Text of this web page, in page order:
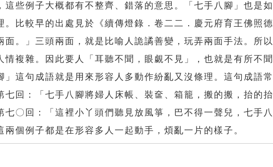
這些例子大概都有不整齊、錯落的意思。「七手八腳」也是
。比較早的出處見於《續傳燈錄．卷二二．慶元府育王佛照
面。」三頭兩面，就是比喻人詭譎善變，玩弄兩面手法。所
情複雜。因此要人「耳聽不聞，眼覷不見」，也就是有所不
」這句成語就是用來形容人多動作紛亂又沒條理。這句成語
七回：「七手八腳將婦人床帳、裝奩、箱籠，搬的搬，抬的
七〇回：「這裡小丫頭們聽見放風箏，巴不得一聲兒，七手
個例子都是在形容多人一起動手，煩亂一片的樣子。